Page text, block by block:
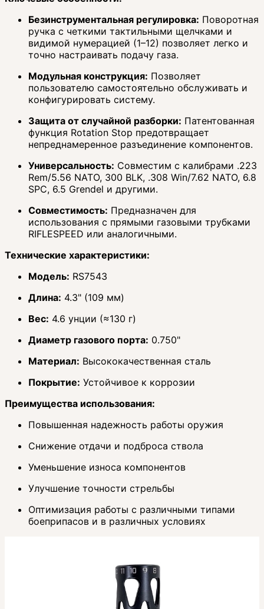
Безинструментальная регулировка: Поворотная
ручка с четкими тактильными щелчками и
видимой нумерацией (1–12) позволяет легко и
точно настраивать подачу газа.
Модульная конструкция: Позволяет
пользователю самостоятельно обслуживать и
конфигурировать систему.
Защита от случайной разборки: Патентованная
функция Rotation Stop предотвращает
непреднамеренное разъединение компонентов.
Универсальность: Совместим с калибрами .223
Rem/5.56 NATO, 300 BLK, .308 Win/7.62 NATO, 6.8
SPC, 6.5 Grendel и другими.
Совместимость: Предназначен для
использования с прямыми газовыми трубками
RIFLESPEED или аналогичными.
Технические характеристики:
Модель: RS7543
Длина: 4.3" (109 мм)
Вес: 4.6 унции (≈130 г)
Диаметр газового порта: 0.750"
Материал: Высококачественная сталь
Покрытие: Устойчивое к коррозии
Преимущества использования:
Повышенная надежность работы оружия
Снижение отдачи и подброса ствола
Уменьшение износа компонентов
Улучшение точности стрельбы
Оптимизация работы с различными типами
боеприпасов и в различных условиях